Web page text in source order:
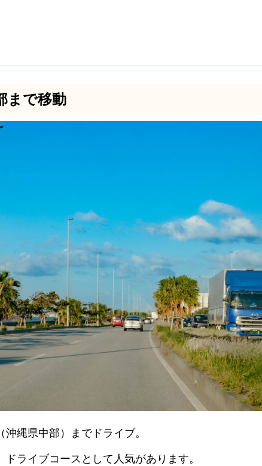
まで移動
縄県中部）までドライブ。
ライブコースとして人気があります。